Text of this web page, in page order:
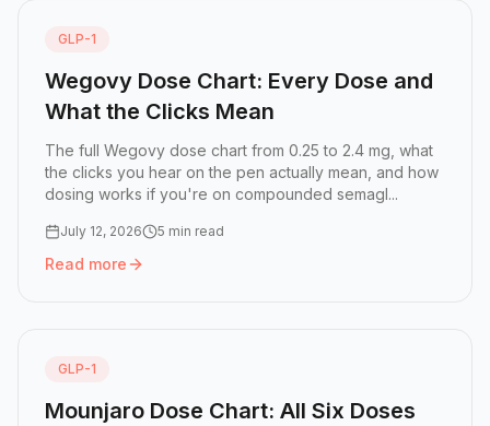
GLP-1
Wegovy Dose Chart: Every Dose and
What the Clicks Mean
The full Wegovy dose chart from 0.25 to 2.4 mg, what
the clicks you hear on the pen actually mean, and how
dosing works if you're on compounded semagl...
July 12, 2026 5 min read
Read more
Read more: Wegovy Dose Chart: Every Dose and What
GLP-1
Mounjaro Dose Chart: All Six Doses